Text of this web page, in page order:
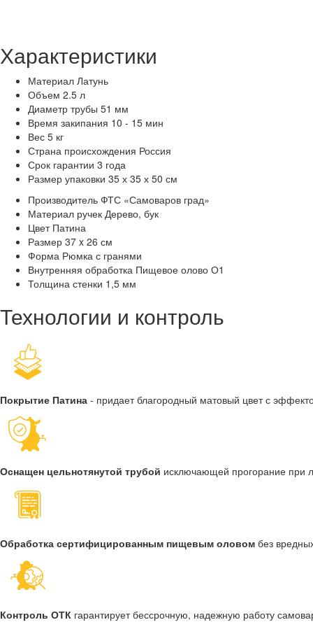
Характеристики
Материал Латунь
Объем 2.5 л
Диаметр трубы 51 мм
Время закипания 10 - 15 мин
Вес 5 кг
Страна происхождения Россия
Срок гарантии 3 года
Размер упаковки 35 х 35 х 50 см
Производитель ФТС «Самоваров град»
Материал ручек Дерево, бук
Цвет Патина
Размер 37 x 26 см
Форма Рюмка с гранями
Внутренняя обработка Пищевое олово О1
Толщина стенки 1,5 мм
Технологии и контроль
Покрытие Патина - придает благородный матовый цвет с
Оснащен цельнотянутой трубой исключающей прогорание при
Обработка сертифицированным пищевым оловом без
Контроль ОТК гарантирует бессрочную, надежную работу